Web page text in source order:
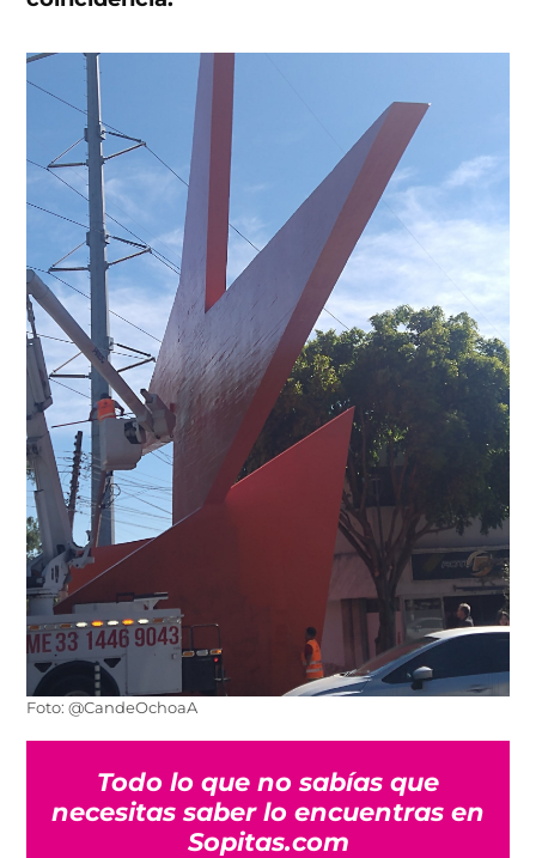
Foto: @CandeOchoaA
Todo lo que no sabías que
necesitas saber lo encuentras en
Sopitas.com